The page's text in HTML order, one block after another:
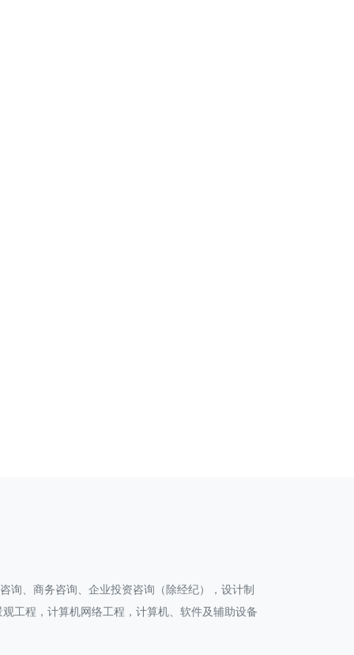
询、商务咨询、企业投资咨询（除经纪），设计制
工程，计算机网络工程，计算机、软件及辅助设备